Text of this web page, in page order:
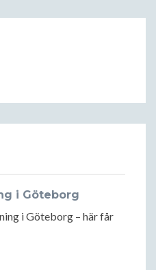
i Göteborg
i Göteborg – här får